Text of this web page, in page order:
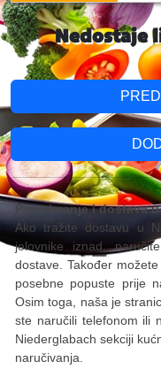
Nedostaje
Preuzimanje i dostava
Ako tražite dostavu u
jelovnike iznad,
dostave. Također
posebne popuste prije
Osim toga, naša je
ste naručili telefonom ili
Niederglabach sekciji
naručivanja.